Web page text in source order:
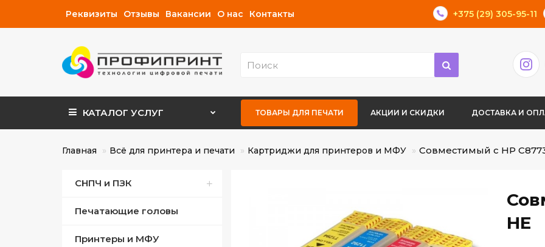
Реквизиты Отзывы Вакансии О нас Контакты +375 (29) 305-95-11
КАТАЛОГ УСЛУГ ТОВАРЫ ДЛЯ ПЕЧАТИ АКЦИИ И СКИДКИ ДОСТАВКА И
Главная Всё для принтера и печати Картриджи для принтеров и МФУ Совместимый с HP
СНПЧ и ПЗК
СНПЧ для Canon
СНПЧ для Epson
Печатающие головы
Принтеры и МФУ
HE